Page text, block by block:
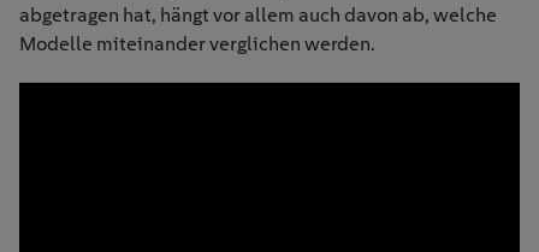
abgetragen hat, hängt vor allem auch davon ab, welche
Modelle miteinander verglichen werden.